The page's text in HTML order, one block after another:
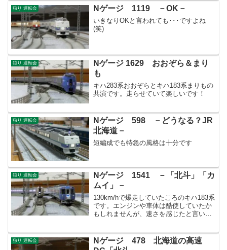
独り 運転会 Nゲージ 1119 －OK－
いきなりOKと言われても･･･ですよね
(笑)
独り 運転会
Nゲージ 1629 おおぞら＆まり
も
キハ283系おおぞらとキハ183系まりもの
共演です。走らせていて楽しいです！
独り 運転会
Nゲージ 598 －どうなる？JR
北海道－
短編成でも特急の風格は十分です
独り 運転会
Nゲージ 1541 －「北斗」「カ
ムイ」－
130km/hで爆走していたころのキハ183系
です。エンジンや車体は酷使していたか
もしれませんが、速さを感じたと言いま
います。
独り 運転会
Nゲージ 478 北海道の高速